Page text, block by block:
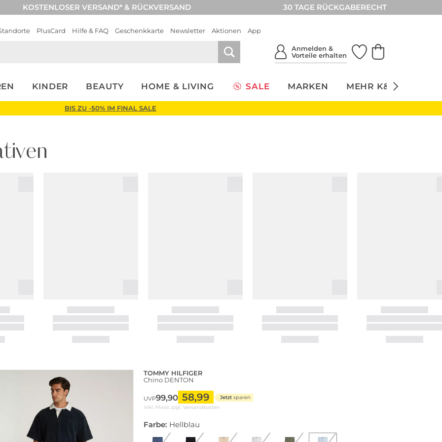
KOSTENLOSER VERSAND* & RÜCKVERSAND 30 TAGE RÜCKGABERECHT
PlusCard Hilfe & FAQ Geschenkkarte Newsletter Aktionen App
Anmelden &
Vorteile erhalten
KINDER BEAUTY HOME & LIVING SALE MARKEN MEHR K&Ö
BIS ZU -50% IM FINAL SALE
TOMMY HILFIGER
Chino DENTON
UVP99,90 58,99 Jetzt sparen
inkl. Mwst zzgl. Versandkosten
Farbe: Hellblau